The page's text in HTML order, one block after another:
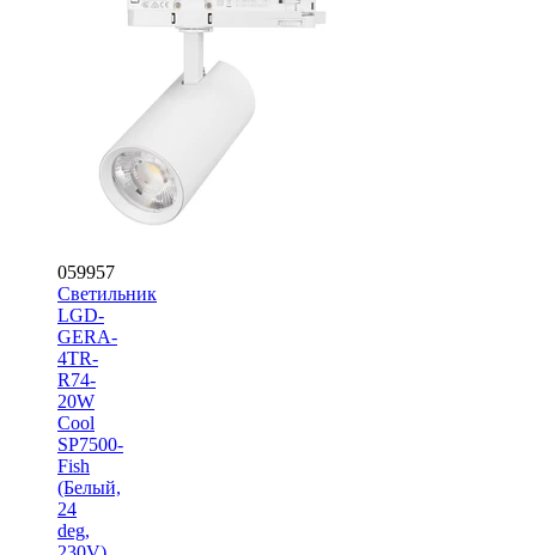
059957
Светильник
LGD-
GERA-
4TR-
R74-
20W
Cool
SP7500-
Fish
(Белый,
24
deg,